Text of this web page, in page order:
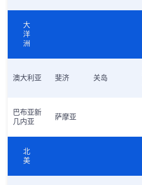
大
洋
洲
澳大利亚 斐济 关岛
巴布亚新
几内亚
萨摩亚
北
美